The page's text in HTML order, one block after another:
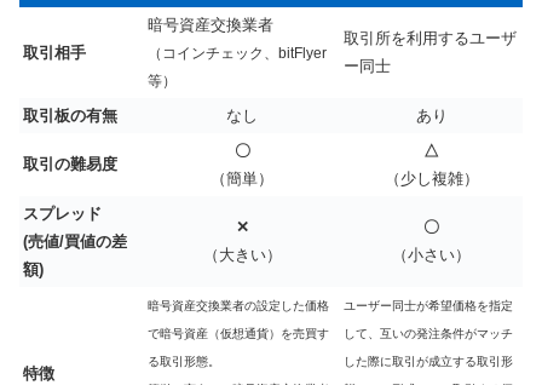
取引相手
暗号資産交換業者
（コインチェック、bitFlyer
等）
取引所を利用するユーザ
ー同士
取引板の有無 なし あり
取引の難易度
〇
（簡単）
△
（少し複雑）
スプレッド
(売値/買値の差
額)
✕
（大きい）
〇
（小さい）
特徴
暗号資産交換業者の設定した価格
で暗号資産（仮想通貨）を売買す
る取引形態。
ユーザー同士が希望価格を指定
して、互いの発注条件がマッチ
した際に取引が成立する取引形